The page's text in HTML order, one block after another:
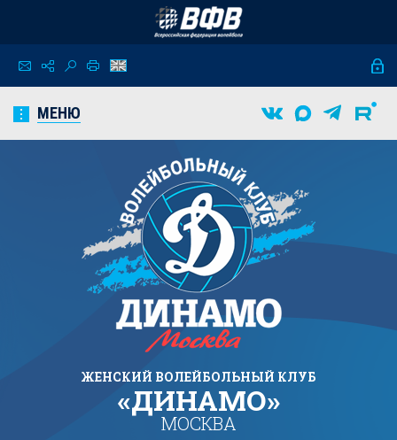
МЕНЮ
ЖЕНСКИЙ ВОЛЕЙБОЛЬНЫЙ КЛУБ
«ДИНАМО»
МОСКВА